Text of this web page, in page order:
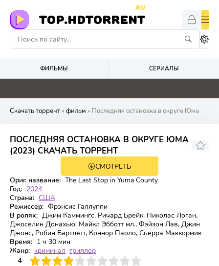
TOP.HDTORRENT
.RU
ФИЛЬМЫ СЕРИАЛЫ
0 0 0 0
Скачать торрент» фильм » Последняя остановка в округе Юма
ПОСЛЕДНЯЯ ОСТАНОВКА В ОКРУГЕ ЮМА
(2023) СКАЧАТЬ ТОРРЕНТ
6,69 6,9
СМОТРЕТЬ
Ориг. название: The Last Stop in Yuma County
Год: 2024
Страна: США
Режиссер: Фрэнсис Галлуппи
В ролях: Джим Каммингс, Ричард Брейк, Николас Логан,
Джоселин Донахью, Майкл Эбботт мл., Фэйзон Лав, Джин
Джонс, Робин Бартлетт, Коннор Паоло, Сьерра Маккормик
Время: 1 ч 30 мин
Жанр: криминал триллер
4
4 6 7 8 9 10